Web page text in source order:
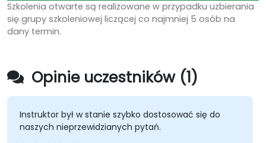
Szkolenia otwarte są realizowane w przypadku uzbierania
się grupy szkoleniowej liczącej co najmniej 5 osób na
dany termin.
Opinie uczestników (1)
Instruktor był w stanie szybko dostosować się do
naszych nieprzewidzianych pytań.